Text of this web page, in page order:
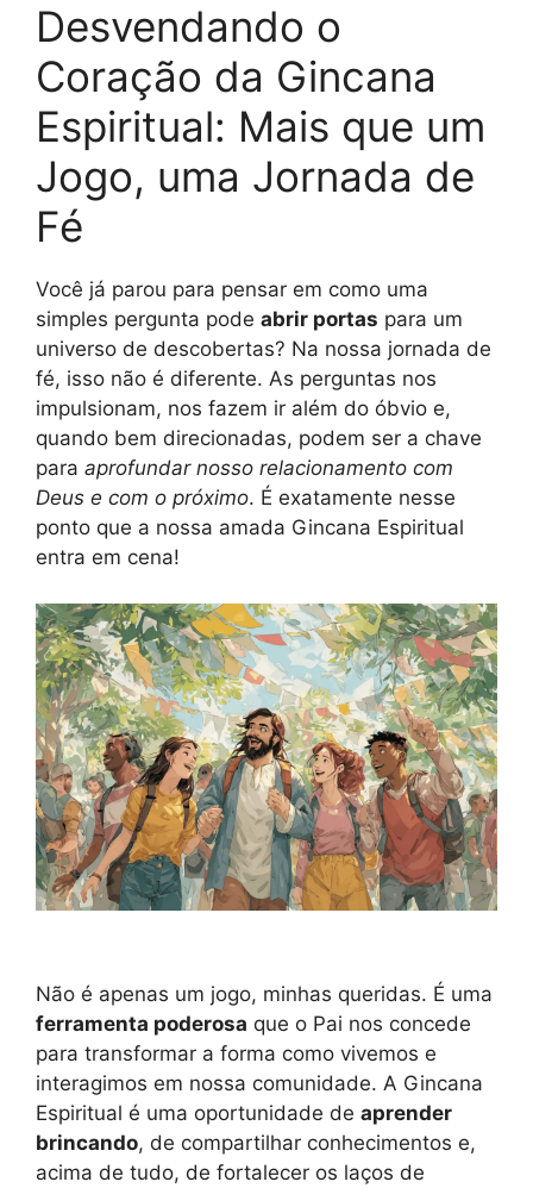
Desvendando o
Coração da Gincana
Espiritual: Mais que um
Jogo, uma Jornada de
Fé
Você já parou para pensar em como uma
simples pergunta pode abrir portas para um
universo de descobertas? Na nossa jornada de
fé, isso não é diferente. As perguntas nos
impulsionam, nos fazem ir além do óbvio e,
quando bem direcionadas, podem ser a chave
para aprofundar nosso relacionamento com
Deus e com o próximo. É exatamente nesse
ponto que a nossa amada Gincana Espiritual
entra em cena!
Não é apenas um jogo, minhas queridas. É uma
ferramenta poderosa que o Pai nos concede
para transformar a forma como vivemos e
interagimos em nossa comunidade. A Gincana
Espiritual é uma oportunidade de aprender
brincando, de compartilhar conhecimentos e,
acima de tudo, de fortalecer os laços de